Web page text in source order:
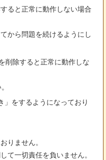
ると正常に動作しない場合
から問題を続けるようにし
削除すると正常に動作しな
」をするようになっており
りません。
て一切責任を負いません。